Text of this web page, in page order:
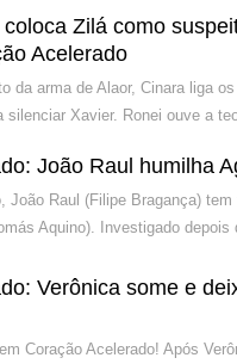
Zilá como
Acelerado
da arma de Alaor, Cinara liga
silenciar Xavier. Ronei ouve a
João Raul humilha
João Raul (Filipe Bragança)
Aquino). Investigado
Verônica some e
Coração Acelerado! Após